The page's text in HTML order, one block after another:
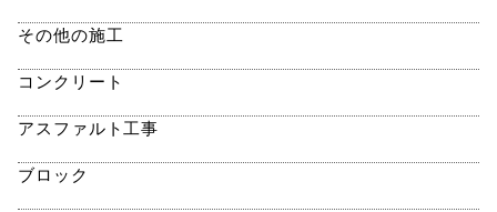
その他の施工
コンクリート
アスファルト工事
ブロック